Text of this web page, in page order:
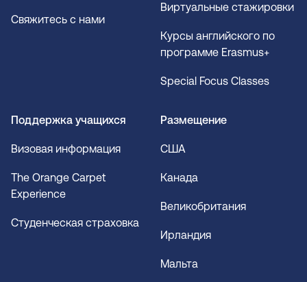
Свяжитесь с нами
Виртуальные стажировки
Курсы английского по
программе Erasmus+
Special Focus Classes
Поддержка учащихся
Визовая информация
The Orange Carpet
Experience
Студенческая страховка
Размещение
США
Канада
Великобритания
Ирландия
Мальта